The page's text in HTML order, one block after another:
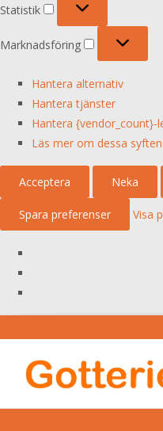
Statistik
Marknadsföring
Hantera alternativ
Hantera tjänster
Hantera {vendor_count}-
Läs mer om dessa syften
Acceptera Neka
Spara preferenser Visa